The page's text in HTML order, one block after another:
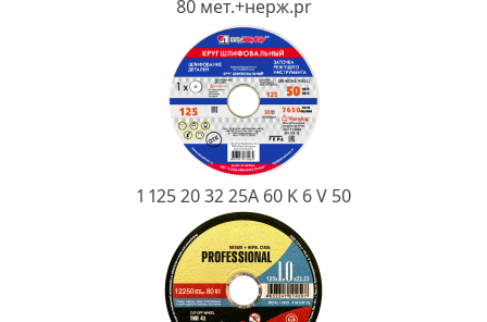
80 мет.+нерж.pr
1 125 20 32 25А 60 K 6 V 50